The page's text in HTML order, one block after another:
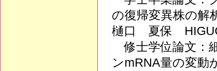
の復帰変異株の解
樋口 夏保
修士学位論文：
ンmRNA量の変動